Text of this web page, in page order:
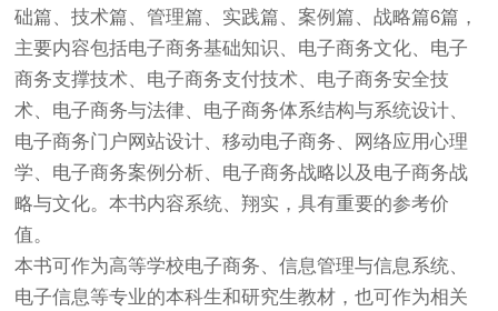
础篇、技术篇、管理篇、实践篇、案例篇、战略篇6篇，
主要内容包括电子商务基础知识、电子商务文化、电子
商务支撑技术、电子商务支付技术、电子商务安全技
术、电子商务与法律、电子商务体系结构与系统设计、
电子商务门户网站设计、移动电子商务、网络应用心理
学、电子商务案例分析、电子商务战略以及电子商务战
略与文化。本书内容系统、翔实，具有重要的参考价
值。
本书可作为高等学校电子商务、信息管理与信息系统、
电子信息等专业的本科生和研究生教材，也可作为相关